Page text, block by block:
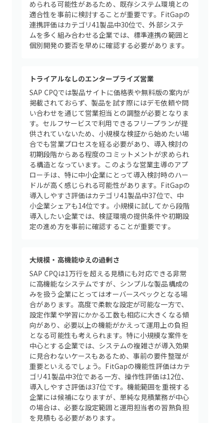
められる可能性があるため、既存システム環境との
適合性を事前に検討することが重要です。FitGapの
連携評価はカテゴリ41製品中30位で、外部システ
ムを多く組み合わせる企業では、標準連携の範囲と
個別開発の要否を早めに確認する必要があります。
トライアルなしのエンタープライズ営業
SAP CPQでは製品サイトに価格表や無料版の案内が
掲載されておらず、製品を試す際にはデモ依頼や問
い合わせを通じて営業担当との調整が必要となりま
す。セルフサービスで利用できるフリープランが提
供されていないため、小規模な検証から始めたい場
合でも営業プロセスを経る必要があり、導入検討の
初期段階からある程度のコミットメントが求められ
る構造となっています。このような営業主導のアプ
ローチは、特に中小企業にとって導入検討時のハー
ドルが高く感じられる可能性があります。FitGapの
導入しやすさ評価はカテゴリ41製品中37位で、中
小企業シェアも14位です。小規模に試してから段階
導入したい企業では、検証環境の提供条件や初期設
定の進め方を事前に確認することが重要です。
大規模・高機能ゆえの過剰さ
SAP CPQは1万行を超える見積にも対応できる非常
に高機能なシステムですが、シンプルな製品構成の
みを扱う企業にとってはオーバースペックとなる場
合があります。高度で柔軟な設定が可能な一方で、
設定作業や学習にかかる工数も相応に大きくなる傾
向があり、必要以上の機能がかえって運用上の負担
となる可能性も考えられます。特に小規模な案件を
中心とする企業では、システムの複雑さが導入効果
に見合わないケースもあるため、事前の要件整理が
重要といえるでしょう。FitGapの機能性評価はカテ
ゴリ41製品中3位である一方、操作性評価は12位、
導入しやすさ評価は37位です。機能範囲を重視する
企業には候補になりますが、単純な見積業務が中心
の場合は、必要な設定範囲と運用担当者の習熟負担
を見積もる必要があります。